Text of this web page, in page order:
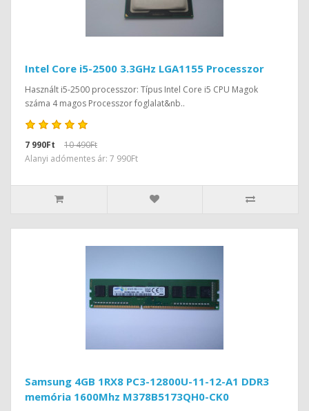
Intel Core i5-2500 3.3GHz LGA1155 Processzor
Használt i5-2500 processzor: Típus Intel Core i5 CPU Magok
száma 4 magos Processzor foglalat&nb..
7 990Ft
10 490Ft
Alanyi adómentes ár: 7 990Ft
Samsung 4GB 1RX8 PC3-12800U-11-12-A1 DDR3
memória 1600Mhz M378B5173QH0-CK0